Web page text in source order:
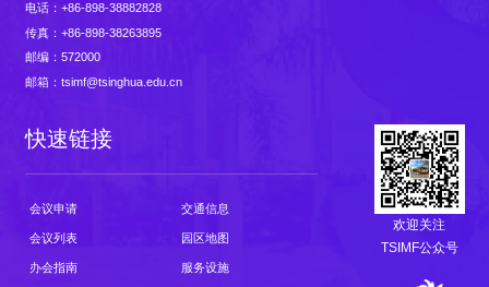
电话：+86-898-38882828
传真：+86-898-38263895
邮编：572000
邮箱：tsimf@tsinghua.edu.cn
快速链接
会议申请 交通信息
会议列表 园区地图
办会指南 服务设施
欢迎关注
TSIMF公众号